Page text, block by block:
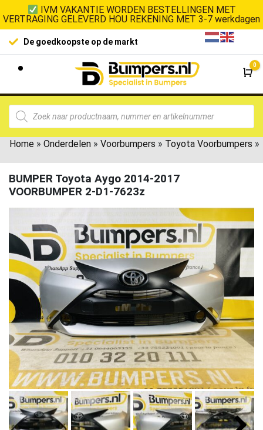
IVM VAKANTIE WORDEN BESTELLINGEN MET
VERTRAGING GELEVERD HOU REKENING MET 3-7 werkdagen
De goedkoopste op de markt
0
Home » Onderdelen » Voorbumpers » Toyota Voorbumpers »
BUMPER Toyota Aygo 2014-2017
VOORBUMPER 2-D1-7623z